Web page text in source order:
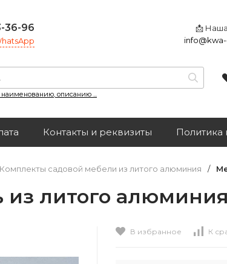
36-96
📩
наименованию, описанию ...
Контакты и реквизиты Политика
Комплекты садовой мебели из литого алюминия /
литого
В избранное К